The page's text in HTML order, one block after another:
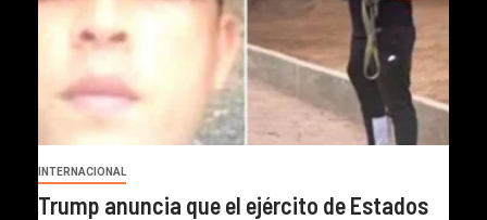
INTERNACIONAL
Trump anuncia que el ejército de Estados